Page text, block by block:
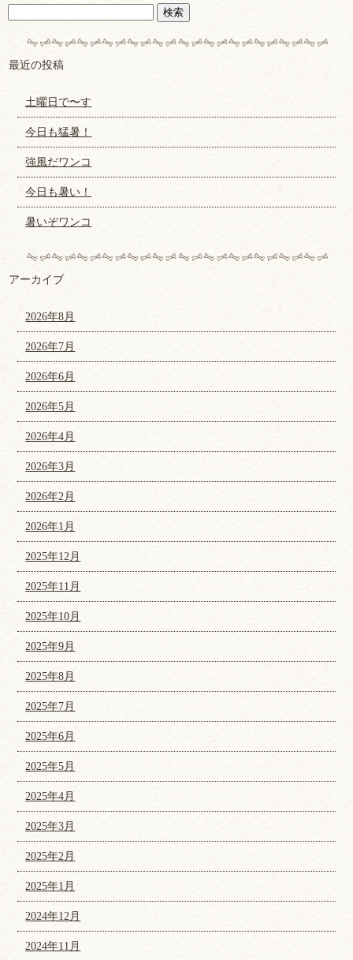
最近の投稿
土曜日で〜す
今日も猛暑！
強風だワンコ
今日も暑い！
暑いぞワンコ
アーカイブ
2026年8月
2026年7月
2026年6月
2026年5月
2026年4月
2026年3月
2026年2月
2026年1月
2025年12月
2025年11月
2025年10月
2025年9月
2025年8月
2025年7月
2025年6月
2025年5月
2025年4月
2025年3月
2025年2月
2025年1月
2024年12月
2024年11月